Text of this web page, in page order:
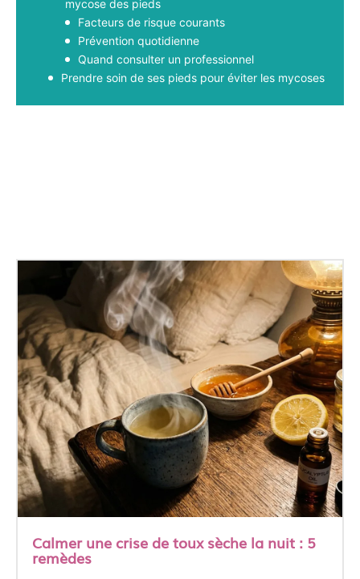
mycose des pieds
Facteurs de risque courants
Prévention quotidienne
Quand consulter un professionnel
Prendre soin de ses pieds pour éviter les mycoses
Calmer une crise de toux sèche la nuit : 5
remèdes